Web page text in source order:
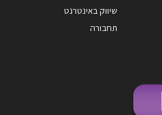
שיווק באינטרנט
תחבורה